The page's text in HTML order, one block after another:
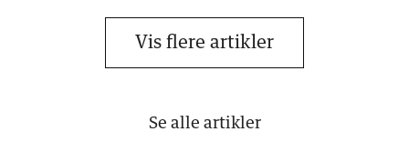
Vis flere artikler
Se alle artikler